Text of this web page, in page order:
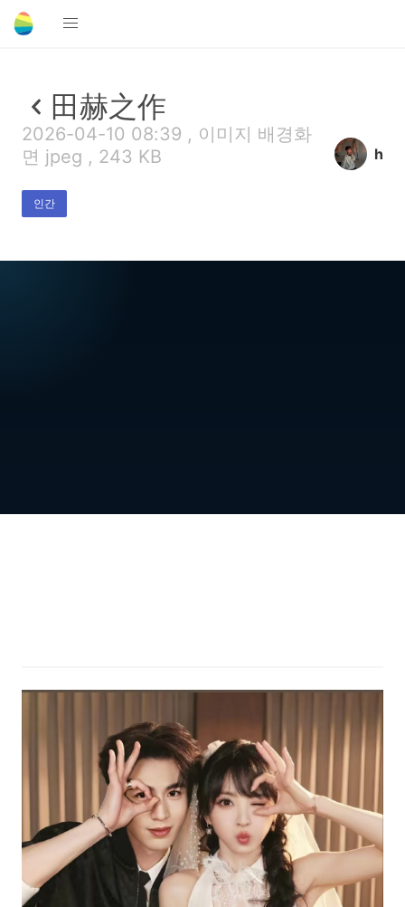
田赫之作
2026-04-10 08:39 , 이미지 배경화
면 jpeg , 243 KB
인간
h